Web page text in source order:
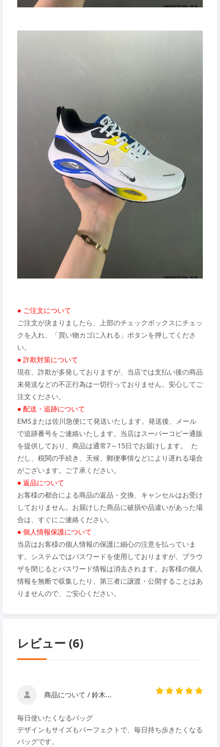
● ご注文について
ご注文が決まりましたら、上部のチェックボックスにチェッ
クを入れ、「買い物カゴに入れる」ボタンを押してくださ
い。
● 詐欺対策について
現在、詐欺が多発しておりますが、当店では支払い後の商品
未発送などの不正行為は一切行っておりません。安心してご
注文ください。
● 配送・追跡について
EMSまたは佐川急便にて発送いたします。発送後、メール
で追跡番号をご連絡いたします。当店はスーパーコピー通販
を提供しており、商品は通常7～15日でお届けします。 た
だし、税関の手続き、天候、郵便事情などにより遅れる場合
がございます。ご了承ください。
● 返品について
お客様の都合による商品の返品・交換、キャンセルはお受け
しておりません。お届けした商品に破損や品違いがあった場
合は、すぐにご連絡ください。
● 個人情報保護について
当店はお客様の個人情報の保護に細心の注意を払っていま
す。システムではパスワードを使用しておりますが、ブラウ
ザを閉じるとパスワード情報は消去されます。お客様の個人
情報を無断で収集したり、第三者に譲渡・公開することはあ
りませんので、ご安心ください。
レビュー (6)
商品について / 鈴木...
毎日使いたくなるバッグ
デザインもサイズもパーフェクトで、毎日持ち歩きたくなる
バッグです。